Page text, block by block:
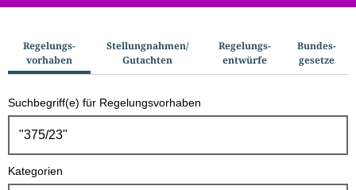
u
c
h
o
Regelungs­
vorhaben
Stellungnahmen/​
Gutachten
Regelungs­
entwürfe
Bundes­
gesetze
Suchbegriff(e) für Regelungsvorhaben
Kategorien